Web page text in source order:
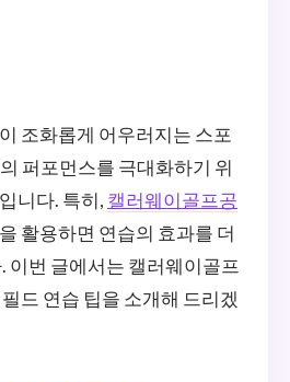
조화롭게 어우러지는 스포
퍼포먼스를 극대화하기 위
니다. 특히, 캘러웨이골프공
활용하면 연습의 효과를 더
이번 글에서는 캘러웨이골프
드 연습 팁을 소개해 드리겠